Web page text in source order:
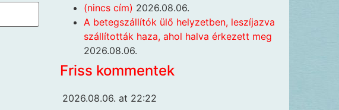
(nincs cím) 2026.08.06.
A betegszállítók ülő helyzetben, leszíjazva
szállították haza, ahol halva érkezett meg
2026.08.06.
Friss kommentek
2026.08.06. at 22:22